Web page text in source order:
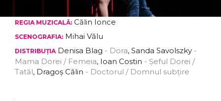
REGIA MUZICALĂ: Călin Ionce
SCENOGRAFIA: Mihai Vălu
DISTRIBUȚIA Denisa Blag - Dora, Sanda Savolszky -
Mama Dorei / Femeia, Ioan Costin - Șeful Dorei /
Tatăl, Dragoș Călin - Doctorul / Domnul subțire